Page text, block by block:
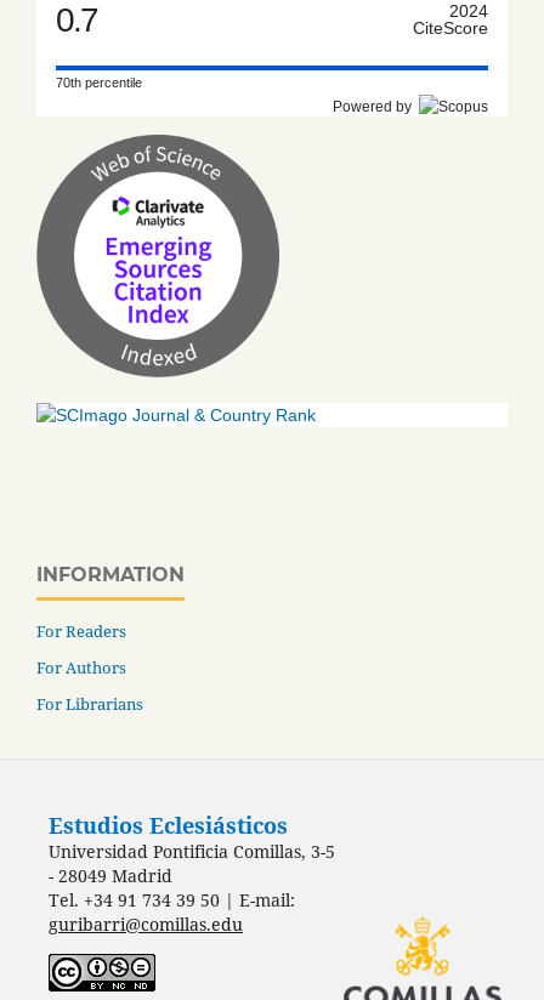
0.7
2024
CiteScore
70th percentile
Powered by
INFORMATION
For Readers
For Authors
For Librarians
Estudios Eclesiásticos
Universidad Pontificia Comillas, 3-5
- 28049 Madrid
Tel. +34 91 734 39 50 | E-mail:
guribarri@comillas.edu